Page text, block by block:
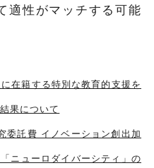
適性がマッチする可能
在籍する特別な教育的支援を
果について
委託費 イノベーション創出加
ニューロダイバーシティ」の